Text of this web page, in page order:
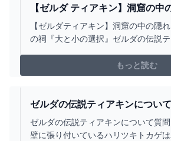
【ゼルダ ティアキン】洞窟の中
オロクの祠『大と小の選択』ゼ
ーズオブザキングダム THE
【ゼルダティアキン】洞窟の中の隠
の祠『大と小の選択』ゼルダの伝説
ダティアキン】洞窟の中の隠れた祠
『大と小の選択』ゼルダの伝説ティ
もっと読む
ゼルダの伝説ティアキンについ
などの壁に張り付い... -
ゼルダの伝説ティアキンについて質
壁に張り付いているハリツキトカゲ